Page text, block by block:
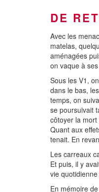
DE
Avec les
matelas,
aménagées
on vaque à
Sous les V1,
dans le bas,
temps, on
se poursuivait
côtoyer la
Quant aux
tenait. En
Les carreaux
Et puis, il y
vie
En mémoire